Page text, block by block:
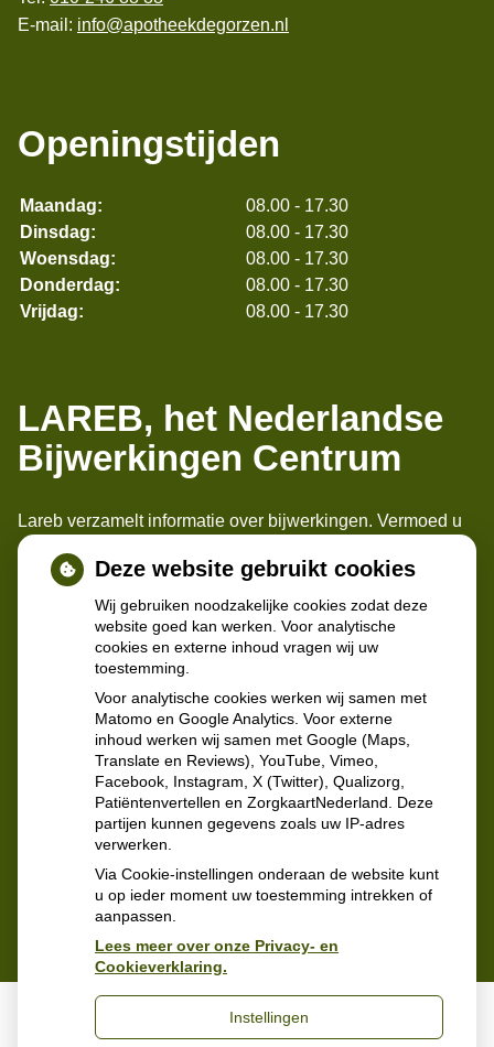
E-mail: info@apotheekdegorzen.nl
Openingstijden
Maandag:
08.00 - 17.30
Dinsdag:
08.00 - 17.30
Woensdag:
08.00 - 17.30
Donderdag:
08.00 - 17.30
Vrijdag:
08.00 - 17.30
LAREB, het Nederlandse
Bijwerkingen Centrum
Lareb verzamelt informatie over bijwerkingen. Vermoed u
een bijwerking, meld het bij ons. Apothekers, artsen en
patiënten kunnen daar bijwerkingen melden. Melden
maakt de medicijnen veiliger.
Meer informatie
Deze website gebruikt cookies
Wij gebruiken noodzakelijke cookies zodat deze
website goed kan werken. Voor analytische
cookies en externe inhoud vragen wij uw
toestemming.
Voor analytische cookies werken wij samen met
Matomo en Google Analytics. Voor externe
inhoud werken wij samen met Google (Maps,
Translate en Reviews), YouTube, Vimeo,
Facebook, Instagram, X (Twitter), Qualizorg,
Patiëntenvertellen en ZorgkaartNederland. Deze
partijen kunnen gegevens zoals uw IP-adres
verwerken.
Via Cookie-instellingen onderaan de website kunt
u op ieder moment uw toestemming intrekken of
aanpassen.
Lees meer over onze Privacy- en
Cookieverklaring.
Instellingen